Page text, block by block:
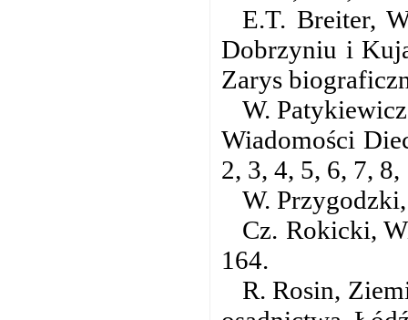
E.T. Breiter,
Dobrzyniu i
Zarys
W.
Wiadomości
2, 3, 4, 5, 6, 7, 8,
W.
Cz. Rokicki,
164.
R. Rosin,